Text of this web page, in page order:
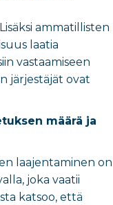
ammatillisten
laatia
vastaamiseen
järjestäjät ovat
määrä ja
laajentaminen on
joka vaatii
katsoo, että